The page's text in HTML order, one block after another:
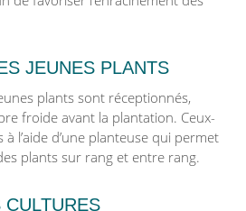
JEUNES PLANTS
plants sont réceptionnés,
froide avant la plantation. Ceux-
l’aide d’une planteuse qui permet
plants sur rang et entre rang.
CULTURES